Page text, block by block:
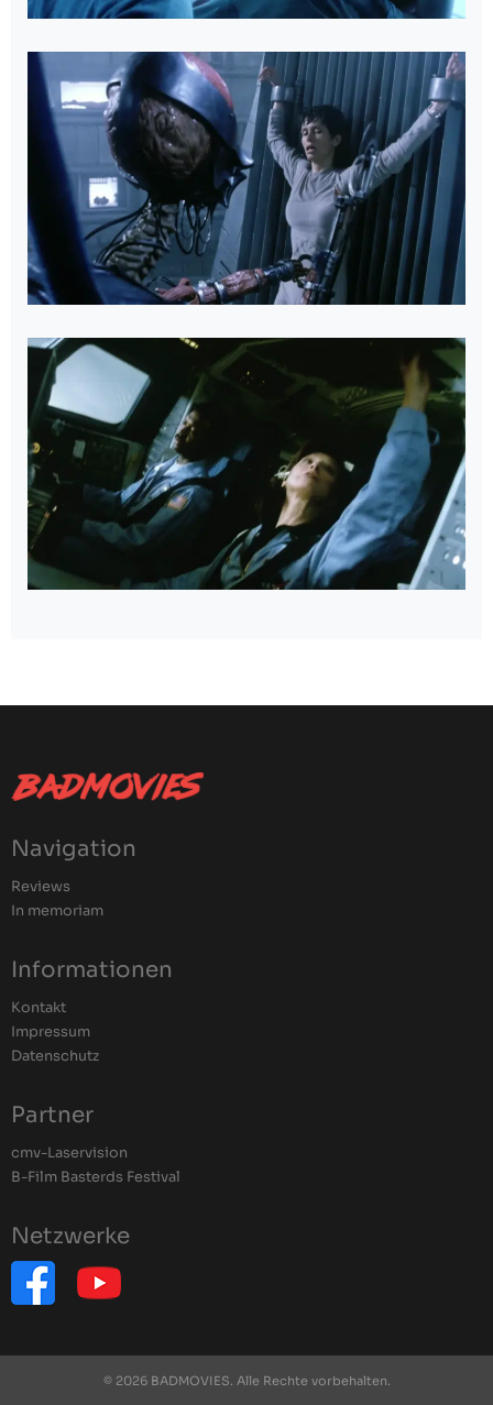
Navigation
Reviews
In memoriam
Informationen
Kontakt
Impressum
Datenschutz
Partner
cmv-Laservision
B-Film Basterds Festival
Netzwerke
© 2026 BADMOVIES. Alle Rechte vorbehalten.